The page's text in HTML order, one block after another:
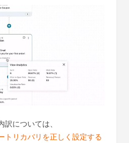
については、
トリカバリを正しく設定する